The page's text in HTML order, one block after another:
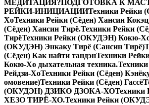
МЕДИТАЦИЯ?ПОДГОТОВКА К
РЕЙКИ-ИНИЦИАЦИИТехники Рейки
ХоТехники Рейки (Сёден) Хансин
(Сёден) Хансин Тирё.Техники Рейки
ТирёТехники Рейки (ОКУДЭН) Кокю-
(ОКУДЭН) Энкаку Тирё (Сансин Тирё)
(Сёден) Как найти тандэнТехники
Кокю-Хо дыхательная техника.
Рейдзи-ХоТехники Рейки (Сёден)
омовение)Техники Рейки (Сёден) Гассё
(ОКУДЭН) ДЗИКО ДЗОКА-ХО
ХЕЗО ТИРЁ-ХО.Техники Рейки